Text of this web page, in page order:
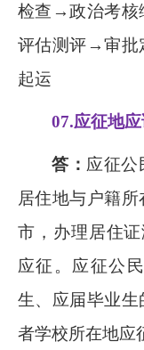
检查→政治考核
评估测评→审
起运
07.应征地
答： 应征公
居住地与户籍
市，办理居住证
应征。应征公
生、应届毕业
者学校所在地应